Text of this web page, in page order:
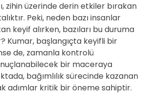
zihin üzerinde derin etkiler bırakan
Peki, neden bazı insanlar
keyif alırken, bazıları bu duruma
Kumar, başlangıçta keyifli bir
de, zamanla kontrolü
bir maceraya
bağımlılık sürecinde kazanan
adımlar kritik bir öneme sahiptir.